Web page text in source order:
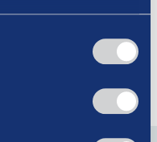
zijn jouw
op agressie?